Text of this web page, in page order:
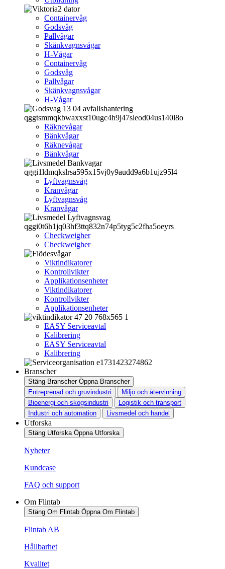
Containervåg
Godsvåg
Pallvågar
Skänkvagnsvågar
H-Vågar
Containervåg
Godsvåg
Pallvågar
Skänkvagnsvågar
H-Vågar
Räknevågar
Bänkvågar
Räknevågar
Bänkvågar
Lyftvagnsvåg
Kranvågar
Lyftvagnsvåg
Kranvågar
Checkweigher
Checkweigher
Viktindikatorer
Kontrollvikter
Applikationsenheter
Viktindikatorer
Kontrollvikter
Applikationsenheter
EASY Serviceavtal
Kalibrering
EASY Serviceavtal
Kalibrering
Branscher
Stäng Branscher Öppna Branscher
Entreprenad och gruvindustri
Miljö och återvinning
Bioenergi och skogsindustri
Logistik och transport
Industri och automation
Livsmedel och handel
Utforska
Stäng Utforska Öppna Utforska
Nyheter
Kundcase
FAQ och support
Om Flintab
Stäng Om Flintab Öppna Om Flintab
Flintab AB
Hållbarhet
Kvalitet